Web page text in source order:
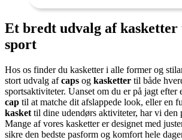
Et bredt udvalg af
sport
Hos os finder du kasketter i alle former og
stort udvalg afcaps og kasketter til både
sportsaktiviteter. Uanset om du er på jagt efter
cap til at matche dit afslappede look, eller en
kasket til dine udendørs aktiviteter, har vi den
Mange af vores kasketter er designet med
sikre den bedste pasform og komfort hele